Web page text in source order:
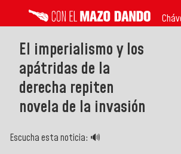
El imperialismo y los
apátridas de la
derecha repiten
novela de la invasión
Escucha esta noticia: 🔊